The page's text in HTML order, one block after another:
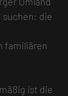
suchen: die
familiären
ist die